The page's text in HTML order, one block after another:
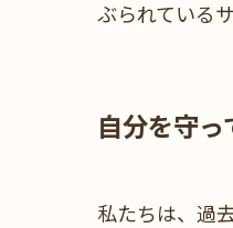
ぶられている
自分を守
私たちは、過